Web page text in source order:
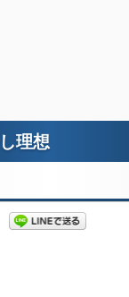
理想